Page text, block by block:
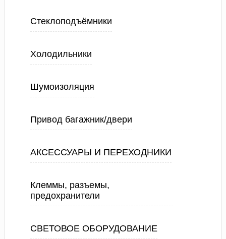
Стеклоподъёмники
Холодильники
Шумоизоляция
Привод багажник/двери
АКСЕССУАРЫ И ПЕРЕХОДНИКИ
Клеммы, разъемы,
предохранители
СВЕТОВОЕ ОБОРУДОВАНИЕ